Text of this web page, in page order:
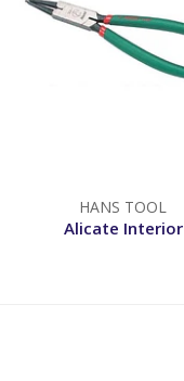
HANS TOOL
Alicate Interior